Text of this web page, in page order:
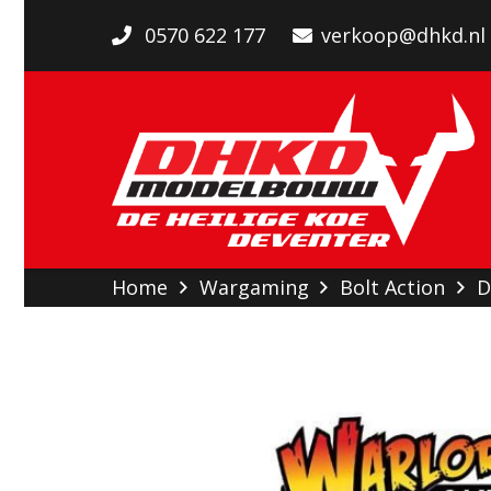
0570 622 177 verkoop@dhkd.nl
Home Wargaming Bolt Action